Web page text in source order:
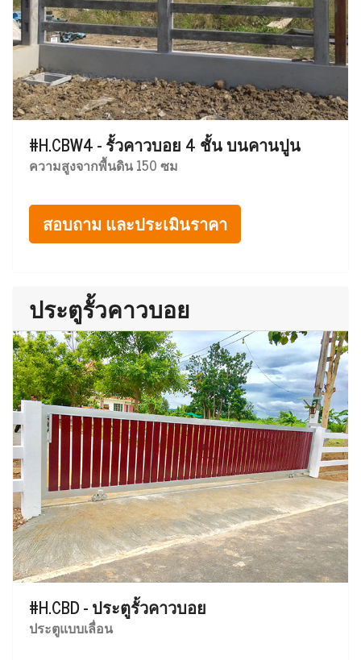
#H.CBW4 - รั้วคาวบอย 4 ชั้น บนคานปูน
ความสูงจากพื้นดิน 150 ซม
สอบถาม และประเมินราคา
ประตูรั้วคาวบอย
#H.CBD - ประตูรั้วคาวบอย
ประตูแบบเลื่อน